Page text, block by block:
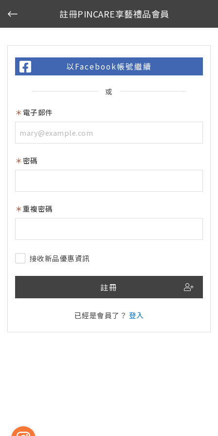
註冊PINCARE享藝禮品會員
以Facebook帳號繼續
或
電子郵件
密碼
重複密碼
接收新品優惠資訊
註冊
已經是會員了？ 登入